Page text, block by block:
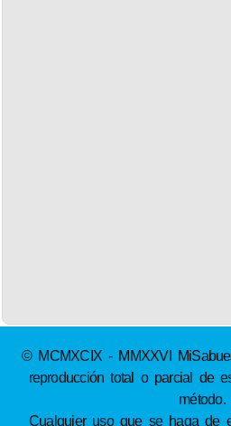
© MCMXCIX - MMXXVI
reproducción total o parcial de
método.
Cualquier uso que se haga de